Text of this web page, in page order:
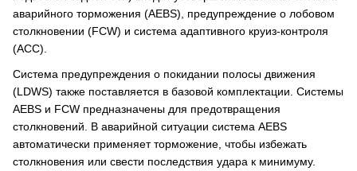
аварийного торможения (AEBS), предупреждение о лобовом
столкновении (FCW) и система адаптивного круиз-контроля
(ACC).
Система предупреждения о покидании полосы движения
(LDWS) также поставляется в базовой комплектации. Системы
AEBS и FCW предназначены для предотвращения
столкновений. В аварийной ситуации система AEBS
автоматически применяет торможение, чтобы избежать
столкновения или свести последствия удара к минимуму.